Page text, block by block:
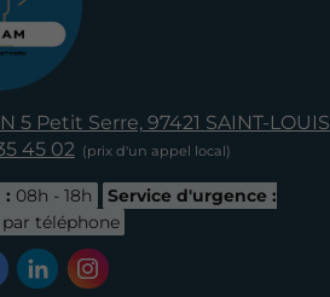
5 Petit Serre, 97421 SAINT-LOUIS
45 02
: 08h - 18h
Service d'urgence :
téléphone